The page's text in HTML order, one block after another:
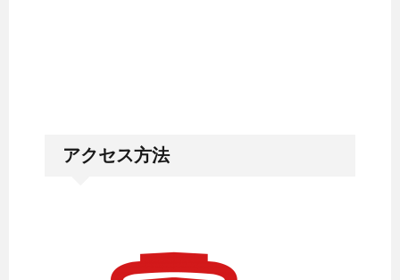
アクセス方法